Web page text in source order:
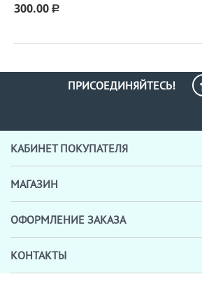
300.00 Р
ПРИСОЕДИНЯЙТЕСЬ!
КАБИНЕТ ПОКУПАТЕЛЯ
МАГАЗИН
ОФОРМЛЕНИЕ ЗАКАЗА
КОНТАКТЫ